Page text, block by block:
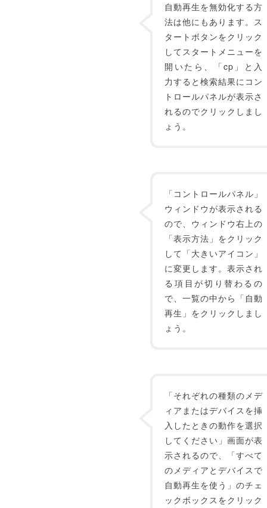
自動再生を無効化する方
法は他にもあります。ス
タートボタンをクリック
してスタートメニューを
開いたら、「cp」と入
力すると検索結果にコン
トロールパネルが表示さ
れるのでクリックしまし
ょう。
「コントロールパネル」
ウィンドウが表示される
ので、ウィンドウ右上の
「表示方法」をクリック
して「大きいアイコン」
に変更します。表示され
る項目が切り替わるの
で、一覧の中から「自動
再生」をクリックしまし
ょう。
「それぞれの種類のメデ
ィアまたはデバイスを挿
入したときの動作を選択
してください」画面が表
示されるので、「すべて
のメディアとデバイスで
自動再生を使う」のチェ
ックボックスをクリック